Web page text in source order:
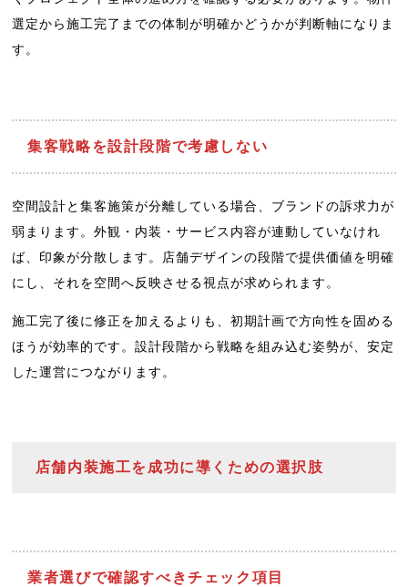
選定から施工完了までの体制が明確かどうかが判断軸になりま
す。
集客戦略を設計段階で考慮しない
空間設計と集客施策が分離している場合、ブランドの訴求力が
弱まります。外観・内装・サービス内容が連動していなけれ
ば、印象が分散します。店舗デザインの段階で提供価値を明確
にし、それを空間へ反映させる視点が求められます。
施工完了後に修正を加えるよりも、初期計画で方向性を固める
ほうが効率的です。設計段階から戦略を組み込む姿勢が、安定
した運営につながります。
店舗内装施工を成功に導くための選択肢
業者選びで確認すべきチェック項目